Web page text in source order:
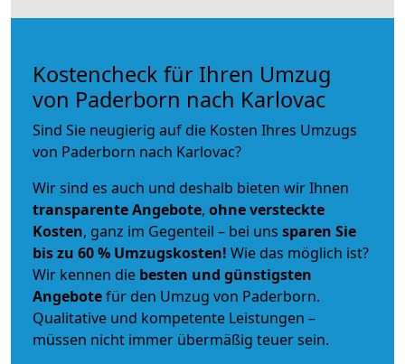
Kostencheck für Ihren Umzug
von Paderborn nach Karlovac
Sind Sie neugierig auf die Kosten Ihres Umzugs
von Paderborn nach Karlovac?
Wir sind es auch und deshalb bieten wir Ihnen
transparente Angebote, ohne versteckte
Kosten, ganz im Gegenteil – bei uns sparen Sie
bis zu 60 % Umzugskosten! Wie das möglich ist?
Wir kennen die besten und günstigsten
Angebotefür den Umzug von Paderborn.
Qualitative und kompetente Leistungen –
müssen nicht immer übermäßig teuer sein.